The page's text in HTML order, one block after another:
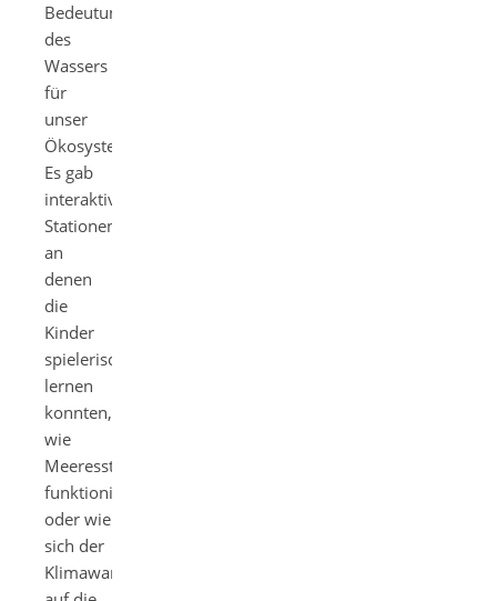
Bedeutung
des
Wassers
für
unser
Ökosystem.
Es gab
interaktive
Stationen,
an
denen
die
Kinder
spielerisch
lernen
konnten,
wie
Meeresströmungen
funktionieren
oder wie
sich der
Klimawandel